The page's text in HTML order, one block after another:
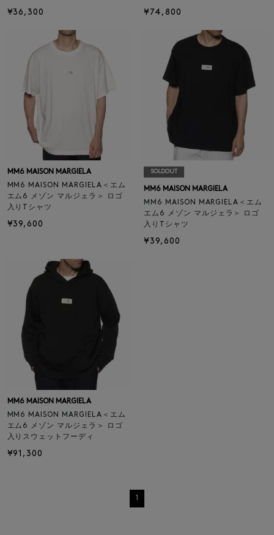
¥36,300 ¥74,800
MM6 MAISON MARGIELA
MM6 MAISON MARGIELA＜エム
エム6 メゾン マルジェラ＞ ロゴ
入りTシャツ
¥39,600
SOLDOUT
MM6 MAISON MARGIELA
MM6 MAISON MARGIELA＜エム
エム6 メゾン マルジェラ＞ ロゴ
入りTシャツ
¥39,600
MM6 MAISON MARGIELA
MM6 MAISON MARGIELA＜エム
エム6 メゾン マルジェラ＞ ロゴ
入りスウェットフーディ
¥91,300
1